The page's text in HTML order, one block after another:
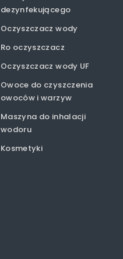
dezynfekującego
Oczyszczacz wody
Ro oczyszczacz
Oczyszczacz wody UF
Owoce do czyszczenia
owoców i warzyw
Maszyna do inhalacji
wodoru
Kosmetyki